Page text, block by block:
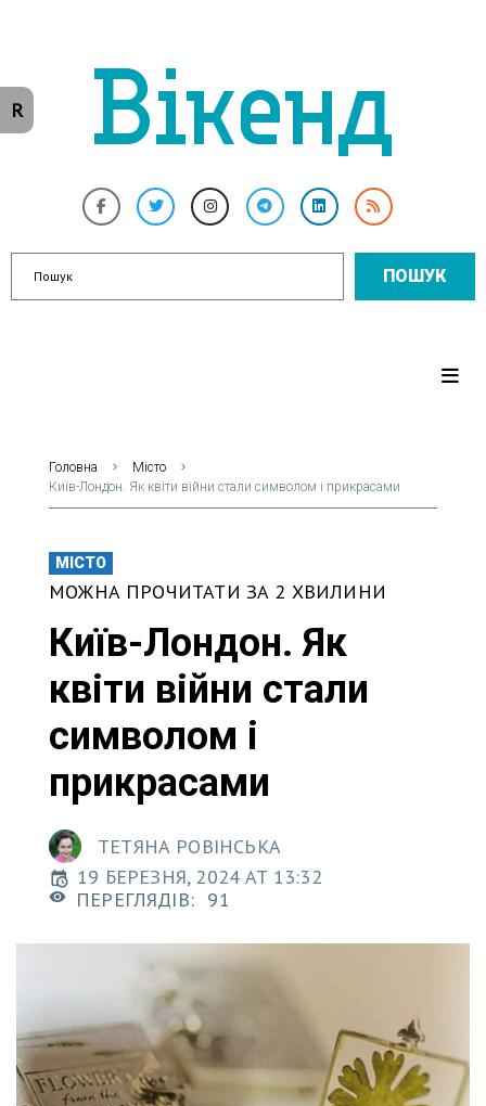
ПОШУК
Головна
Місто
Київ-Лондон. Як квіти війни стали символом і прикрасами
МІСТО
МОЖНА ПРОЧИТАТИ ЗА 2 ХВИЛИНИ
Київ-Лондон. Як
квіти війни стали
символом і
прикрасами
ТЕТЯНА РОВІНСЬКА
19 БЕРЕЗНЯ, 2024 AT 13:32
ПЕРЕГЛЯДІВ: 91
R